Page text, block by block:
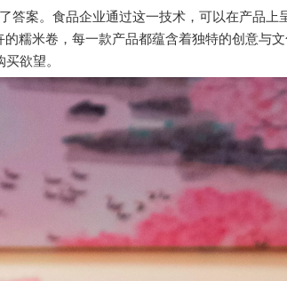
案。食品企业通过这一技术，可以在产品
糯米卷，每一款产品都蕴含着独特的创意与
欲望。